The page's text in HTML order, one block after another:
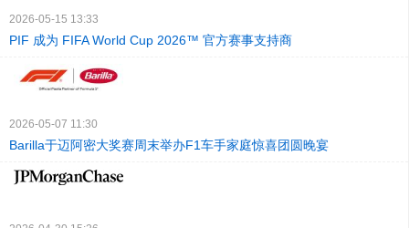
2026-05-15 13:33
PIF 成为 FIFA World Cup 2026™ 官方赛事支持商
2026-05-07 11:30
Barilla于迈阿密大奖赛周末举办F1车手家庭惊喜团圆晚宴